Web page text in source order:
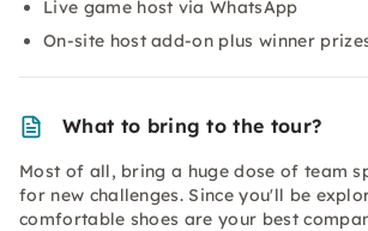
Live game host via WhatsApp
On-site host add-on plus winner
What to bring to the tour?
Most of all, bring a huge dose of team
for new challenges. Since you'll be
comfortable shoes are your best